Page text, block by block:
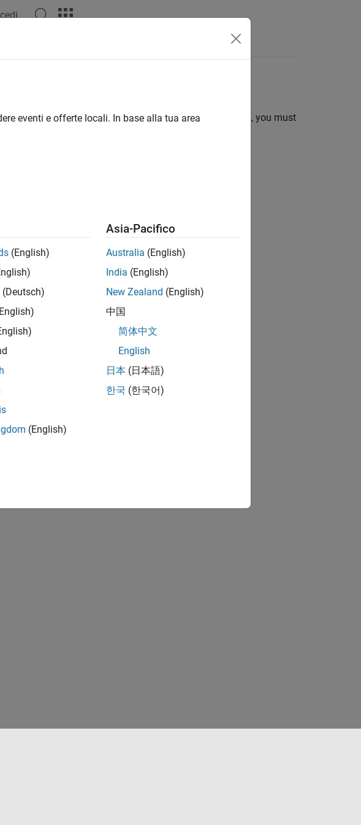
in FPGA Model
for which you'd like to generate HDL using HDL Coder™, you must
eventi e offerte locali. In base alla tua area
(English)
(Deutsch)
(English)
Asia-Pacifico
Australia (English)
India (English)
New Zealand (English)
中国
简体中文
English
日本 (日本語)
한국 (한국어)